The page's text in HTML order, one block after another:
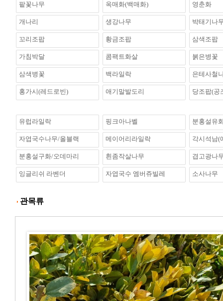
팥꽃나무 옥매화(백매화) 영춘화
개나리 생강나무 박태기나
꼬리조팝 황금조팝 삼색조팝
가침박달 콤팩트화살 붉은병꽃
삼색병꽃 백라일락 은테사철
홍가시(레드로빈) 애기말발도리 당조팝(공
유럽라일락 핑크아나벨 분홍설유
자엽국수나무/올블랙 메이어리라일락 각시석남(
분홍설구화/오데마리 흰좀작살나무 겹고광나
잉글리쉬 라벤더 자엽국수 엠버쥬빌레 소사나무
관목류